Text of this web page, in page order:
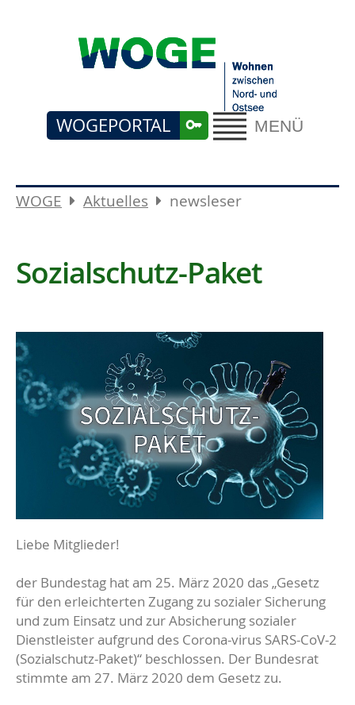
MENÜ
WOGEPORTAL
WOGE Aktuelles newsleser
Sozialschutz-Paket
Liebe Mitglieder!
der Bundestag hat am 25. März 2020 das „Gesetz
für den erleichterten Zugang zu sozialer Sicherung
und zum Einsatz und zur Absicherung sozialer
Dienstleister aufgrund des Corona-virus SARS-CoV-2
(Sozialschutz-Paket)“ beschlossen. Der Bundesrat
stimmte am 27. März 2020 dem Gesetz zu.